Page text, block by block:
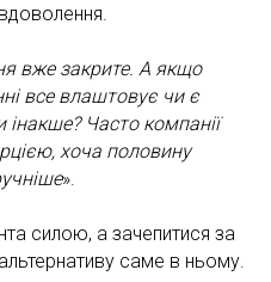
вже закрите. А якщо
все влаштовує чи є
Часто компанії
хоча половину
».
силою, а зачепитися за
саме в ньому.